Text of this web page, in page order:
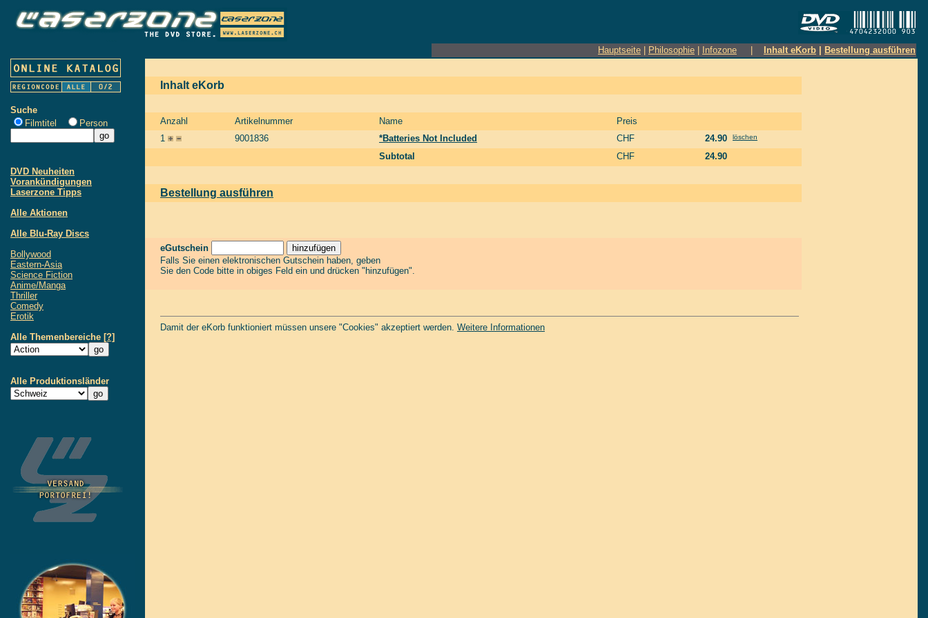
Hauptseite Philosophie Infozone Inhalt eKorb Bestellung ausführen
Suche
Filmtitel
Person
DVD Neuheiten
Vorankündigungen
Laserzone Tipps
Alle Aktionen
Alle Blu-Ray Discs
Bollywood
Eastern-Asia
Science Fiction
Anime/Manga
Thriller
Comedy
Erotik
Alle Themenbereiche [?]
Alle Produktionsländer
Inhalt eKorb
Anzahl Artikelnummer Name
Preis
1
9001836 *Batteries Not Included CHF 24.90 löschen
Subtotal CHF 24.90
Bestellung ausführen
eGutschein
Falls Sie einen elektronischen Gutschein haben, geben
Sie den Code bitte in obiges Feld ein und drücken "hinzufügen".
Damit der eKorb funktioniert müssen unsere "Cookies" akzeptiert werden. Weitere Informationen